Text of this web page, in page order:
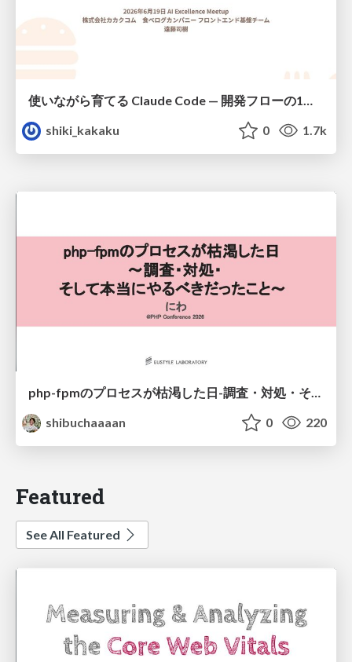
shiki_kakaku
0 1.7k
php-fpmのプロセスが枯渇した日-調査・対処・そして本当にやるべきだったこと-
shibuchaaaan
0 220
Featured
See All Featured